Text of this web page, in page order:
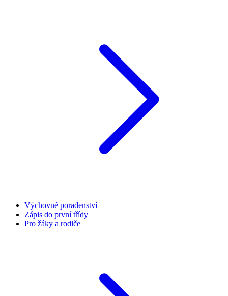
Výchovné poradenství
Zápis do první třídy
Pro žáky a rodiče